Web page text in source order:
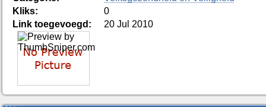
Kliks:
0
Link toegevoegd:
20 Jul 2010